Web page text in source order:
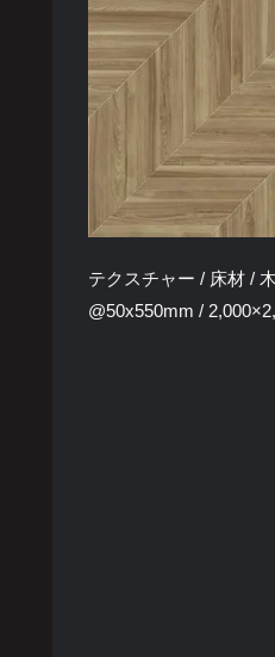
テクスチャー / 床材 /
@50x550mm /